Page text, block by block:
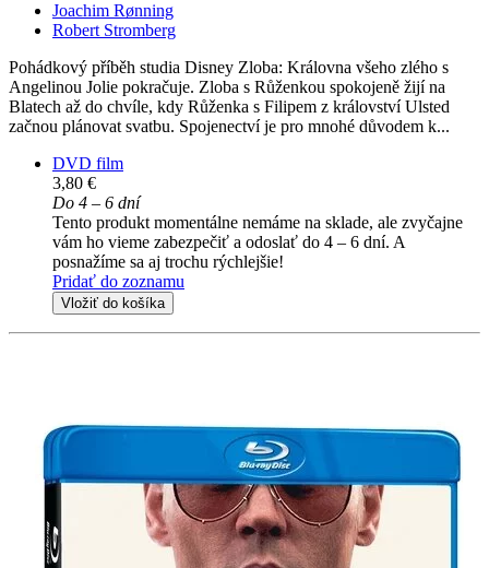
Joachim Rønning
Robert Stromberg
Pohádkový příběh studia Disney Zloba: Královna všeho zlého s
Angelinou Jolie pokračuje. Zloba s Růženkou spokojeně žijí na
Blatech až do chvíle, kdy Růženka s Filipem z království Ulsted
začnou plánovat svatbu. Spojenectví je pro mnohé důvodem k...
DVD film
3,80 €
Do 4 – 6 dní
Tento produkt momentálne nemáme na sklade, ale zvyčajne
vám ho vieme zabezpečiť a odoslať do 4 – 6 dní. A
posnažíme sa aj trochu rýchlejšie!
Pridať do zoznamu
Vložiť do košíka